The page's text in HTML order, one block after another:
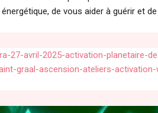
de vous aider à guérir et
27-avril-2025-activation-planetaire-
graal-ascension-ateliers-